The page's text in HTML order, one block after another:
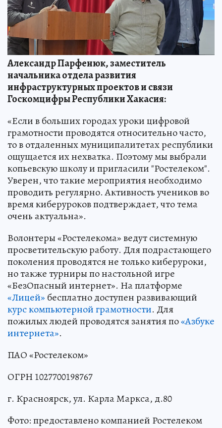
Александр Парфенюк, заместитель
начальника отдела развития
инфраструктурных проектов и связи
Госкомцифры Республики Хакасия:
«Если в больших городах уроки цифровой
грамотности проводятся относительно часто,
то в отдаленных муниципалитетах республики
ощущается их нехватка. Поэтому мы выбрали
копьевскую школу и пригласили "Ростелеком".
Уверен, что такие мероприятия необходимо
проводить регулярно. Активность учеников во
время киберуроков подтверждает, что тема
очень актуальна».
Волонтеры «Ростелекома» ведут системную
просветительскую работу. Для подрастающего
поколения проводятся не только киберуроки,
но также турниры по настольной игре
«БезОпасный интернет». На платформе
«Лицей» бесплатно доступен развивающий
курс компьютерной грамотности. Для
пожилых людей проводятся занятия по«Азбуке
интернета».
ПАО «Ростелеком»
ОГРН 1027700198767
г. Красноярск, ул. Карла Маркса, д.80
Фото: предоставлено компанией Ростелеком